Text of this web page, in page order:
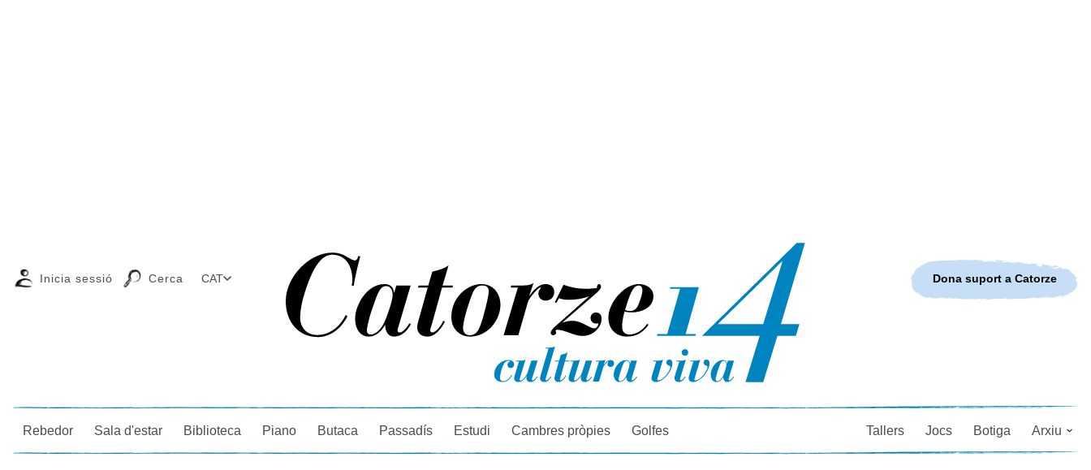
Cercador
Inicia sessió Cerca CAT
Rebedor Sala d'estar Biblioteca Piano Butaca Passadís Estudi Cambres pròpies Golfes Tallers Jocs Botiga Arxiu
Dona suport a Catorze